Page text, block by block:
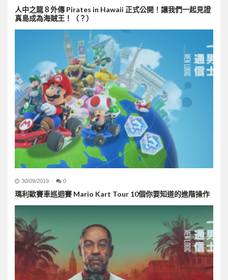
人中之龍８外傳 Pirates in Hawaii 正式公開！讓我們一起見證
真島成為海賊王！（？）
30/09/2019 0
瑪利歐賽車巡迴賽 Mario Kart Tour 10個你要知道的進階操作